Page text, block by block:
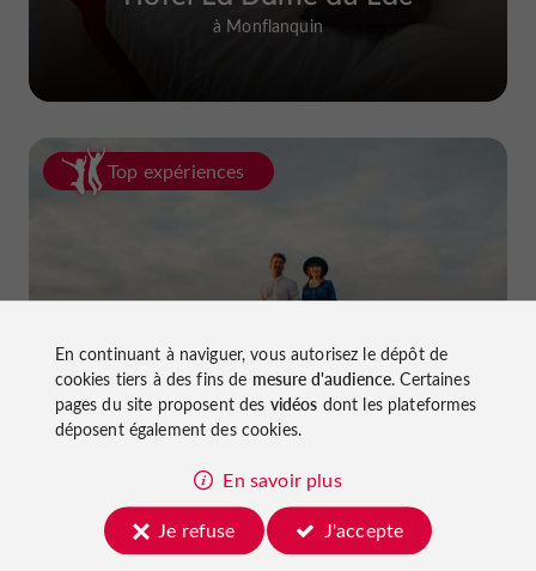
à Monflanquin
Top expériences
La van life dans le Lot-et-Garonne
En continuant à naviguer, vous autorisez le dépôt de
cookies tiers à des fins de mesure d'audience. Certaines
pages du site proposent des vidéos dont les plateformes
déposent également des cookies.
En savoir plus
Je refuse
J'accepte